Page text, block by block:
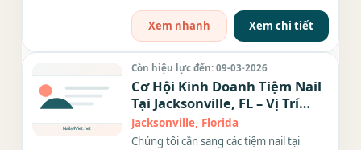
Xem nhanh
Xem chi tiết
Còn hiệu lực đến: 09-03-2026
Cơ Hội Kinh Doanh Tiệm Nail
Tại Jacksonville, FL – Vị Trí
Đẹp, Thu Nhập Cao
Jacksonville, Florida
Chúng tôi cần sang các tiệm nail tại